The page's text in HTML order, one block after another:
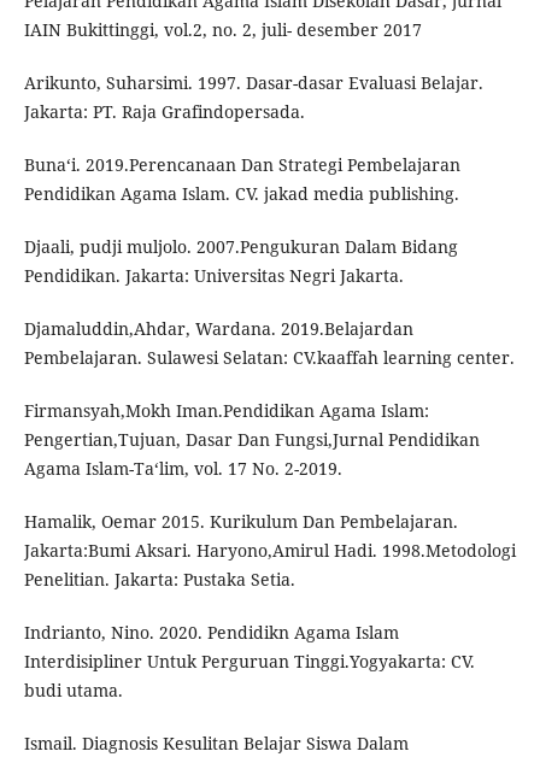
IAIN Bukittinggi, vol.2, no. 2, juli- desember 2017
Arikunto, Suharsimi. 1997. Dasar-dasar Evaluasi Belajar.
Jakarta: PT. Raja Grafindopersada.
Buna‘i. 2019.Perencanaan Dan Strategi Pembelajaran
Pendidikan Agama Islam. CV. jakad media publishing.
Djaali, pudji muljolo. 2007.Pengukuran Dalam Bidang
Pendidikan. Jakarta: Universitas Negri Jakarta.
Djamaluddin,Ahdar, Wardana. 2019.Belajardan
Pembelajaran. Sulawesi Selatan: CV.kaaffah learning center.
Firmansyah,Mokh Iman.Pendidikan Agama Islam:
Pengertian,Tujuan, Dasar Dan Fungsi,Jurnal Pendidikan
Agama Islam-Ta‘lim, vol. 17 No. 2-2019.
Hamalik, Oemar 2015. Kurikulum Dan Pembelajaran.
Jakarta:Bumi Aksari. Haryono,Amirul Hadi. 1998.Metodologi
Penelitian. Jakarta: Pustaka Setia.
Indrianto, Nino. 2020. Pendidikn Agama Islam
Interdisipliner Untuk Perguruan Tinggi.Yogyakarta: CV.
budi utama.
Ismail. Diagnosis Kesulitan Belajar Siswa Dalam